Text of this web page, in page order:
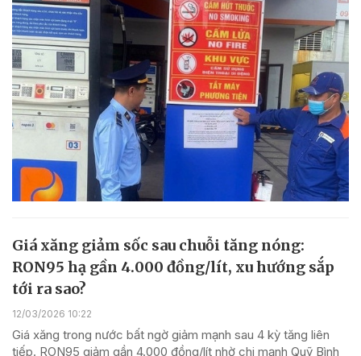
Giá xăng giảm sốc sau chuỗi tăng nóng:
RON95 hạ gần 4.000 đồng/lít, xu hướng sắp
tới ra sao?
12/03/2026 10:22
Giá xăng trong nước bất ngờ giảm mạnh sau 4 kỳ tăng liên
tiếp. RON95 giảm gần 4.000 đồng/lít nhờ chi mạnh Quỹ Bình